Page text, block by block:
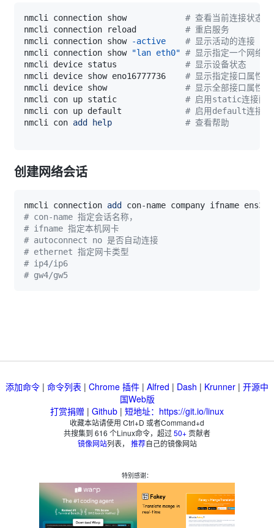
nmcli connection show # 查看当前连接状态
nmcli connection reload # 重启服务
nmcli connection show -active
# 显示活动的连接
nmcli connection show "lan eth0" # 显示指定一个网络连
nmcli device status # 显示设备状态
nmcli device show eno16777736 # 显示指定接口属性
nmcli device show # 显示全部接口属性
nmcli con up static # 启用static连接配
nmcli con up default # 启用default连接
nmcli con add help # 查看帮助
创建网络会话
nmcli connection add
con-name company ifname
# con-name 指定会话名称，
# ifname 指定本机网卡
# autoconnect no 是否自动连接
# ethernet 指定网卡类型
# ip4/ip6
# gw4/gw5
添加命令 | 命令列表 | Chrome 插件 | Alfred | Dash | Krunner | 开源中
国Web版
打赏捐赠 | Github | 短地址：https://git.io/linux
收藏本站请使用 Ctrl+D 或者Command+d
共搜集到 616 个Linux命令，超过50+贡献者
镜像网站列表， 推荐自己的镜像网站
特别感谢：